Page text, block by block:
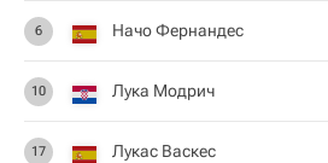
6 Начо Фернандес
10 Лука Модрич
17 Лукас Васкес